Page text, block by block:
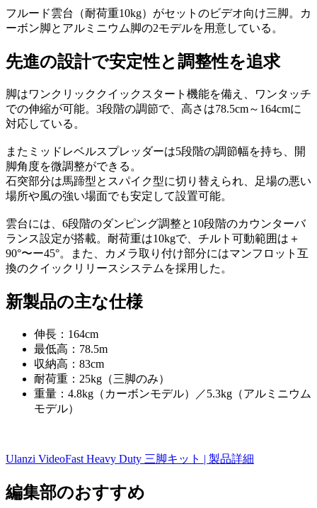
フルード雲台（耐荷重10kg）がセットのビデオ向け三脚。カ
ーボン脚とアルミニウム脚の2モデルを用意している。
先進の設計で安定性と調整性を追求
脚はワンクリッククイックスタート機能を備え、ワンタッチ
での伸縮が可能。3段階の調節で、高さは78.5cm～164cmに
対応している。
またミッドレベルスプレッダーは5段階の調節幅を持ち、開
脚角度を微調整ができる。
石突部分は馬蹄型とスパイク型に切り替えられ、足場の悪い
場所や風の強い場面でも安定して設置可能。
雲台には、6段階のダンピング調整と10段階のカウンターバ
ランス設定が搭載。耐荷重は10kgで、チルト可動範囲は＋
90°〜ー45°。また、カメラ取り付け部分にはマンフロット互
換のクイックリリースシステムを採用した。
新製品の主な仕様
伸長：164cm
最低高：78.5m
収納高：83cm
耐荷重：25kg（三脚のみ）
重量：4.8kg（カーボンモデル）／5.3kg（アルミニウム
モデル）
Ulanzi VideoFast Heavy Duty 三脚キット | 製品詳細
編集部のおすすめ